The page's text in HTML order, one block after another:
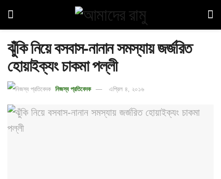
ঝুঁকি নিয়ে বসবাস-নানান সমস্যায় জর্জরিত
হোয়াইক্যং চাকমা পল্লী
নিজস্ব প্রতিবেদক এপ্রিল ৪, ২০১৬